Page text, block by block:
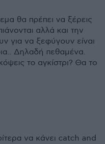
θα πρέπει να ξέρεις
αλλά και την
για να ξεφύγουν είναι
Δηλαδή πεθαμένα.
το αγκίστρι? Θα το
να κάνει catch and